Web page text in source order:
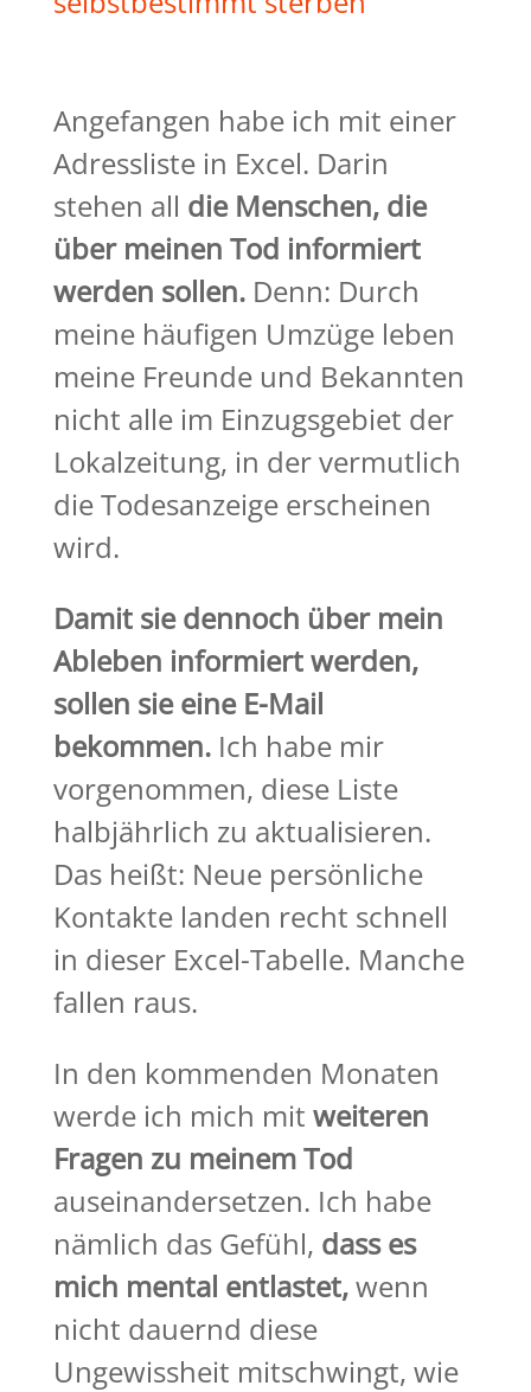
Angefangen habe ich mit einer
Adressliste in Excel. Darin
stehen all die Menschen, die
über meinen Tod informiert
werden sollen.Denn: Durch
meine häufigen Umzüge leben
meine Freunde und Bekannten
nicht alle im Einzugsgebiet der
Lokalzeitung, in der vermutlich
die Todesanzeige erscheinen
wird.
Damit sie dennoch über mein
Ableben informiert werden,
sollen sie eine E-Mail
bekommen.Ich habe mir
vorgenommen, diese Liste
halbjährlich zu aktualisieren.
Das heißt: Neue persönliche
Kontakte landen recht schnell
in dieser Excel-Tabelle. Manche
fallen raus.
In den kommenden Monaten
werde ich mich mit weiteren
Fragen zu meinem Tod
auseinandersetzen. Ich habe
nämlich das Gefühl, dass es
mich mental entlastet,wenn
nicht dauernd diese
Ungewissheit mitschwingt, wie